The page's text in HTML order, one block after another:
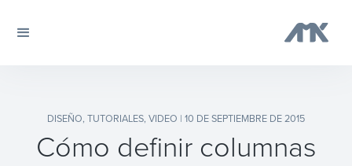
DISEÑO, TUTORIALES, VIDEO | 10 DE SEPTIEMBRE DE 2015
Cómo definir columnas